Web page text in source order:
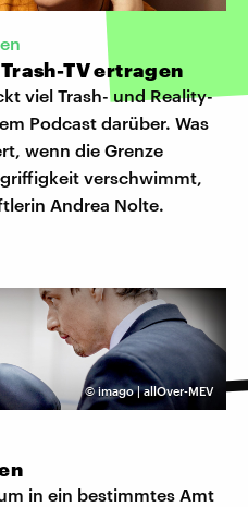
TV ertragen
viel Trash- und Reality-
Podcast darüber. Was
wenn die Grenze
verschwimmt,
Andrea Nolte.
©imago | allOver-MEV
in ein bestimmtes Amt